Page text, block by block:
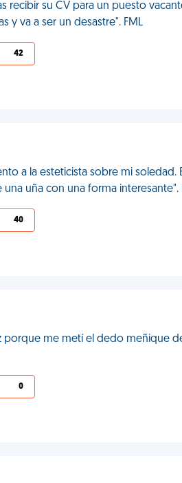
recibir su CV para un puesto
y va a ser un desastre". FML
42
a la esteticista sobre mi
uña con una forma interesante".
40
porque me metí el dedo meñique
0